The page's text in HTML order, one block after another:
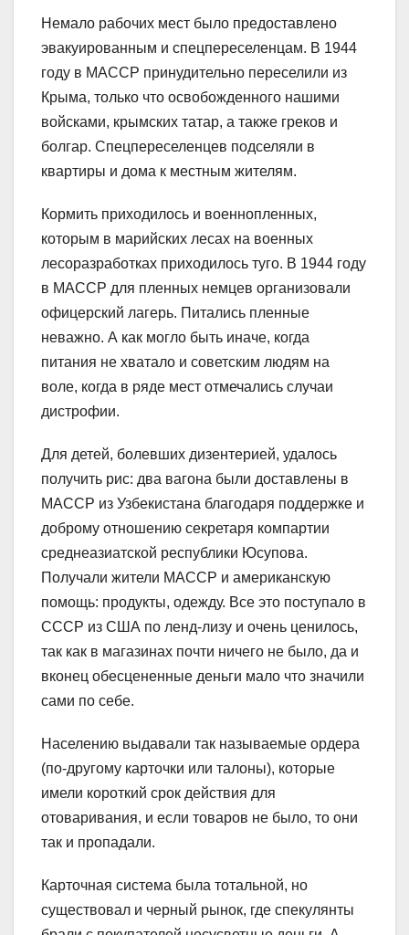
Немало рабочих мест было предоставлено
эвакуированным и спецпереселенцам. В 1944
году в МАССР принудительно переселили из
Крыма, только что освобожденного нашими
войсками, крымских татар, а также греков и
болгар. Спецпереселенцев подселяли в
квартиры и дома к местным жителям.
Кормить приходилось и военнопленных,
которым в марийских лесах на военных
лесоразработках приходилось туго. В 1944 году
в МАССР для пленных немцев организовали
офицерский лагерь. Питались пленные
неважно. А как могло быть иначе, когда
питания не хватало и советским людям на
воле, когда в ряде мест отмечались случаи
дистрофии.
Для детей, болевших дизентерией, удалось
получить рис: два вагона были доставлены в
МАССР из Узбекистана благодаря поддержке и
доброму отношению секретаря компартии
среднеазиатской республики Юсупова.
Получали жители МАССР и американскую
помощь: продукты, одежду. Все это поступало в
СССР из США по ленд-лизу и очень ценилось,
так как в магазинах почти ничего не было, да и
вконец обесцененные деньги мало что значили
сами по себе.
Населению выдавали так называемые ордера
(по-другому карточки или талоны), которые
имели короткий срок действия для
отоваривания, и если товаров не было, то они
так и пропадали.
Карточная система была тотальной, но
существовал и черный рынок, где спекулянты